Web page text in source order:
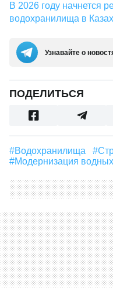
В 2026 году начнется
водохранилища в
Узнавайте о
ПОДЕЛИТЬСЯ
#водохранилища
#модернизация